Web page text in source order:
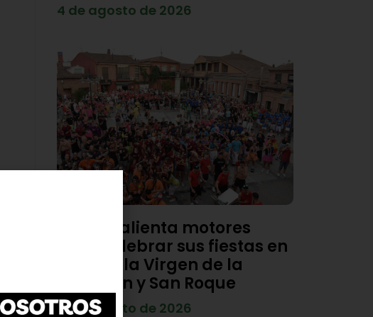
4 de agosto de 2026
Viana calienta motores
para celebrar sus fiestas en
honor a la Virgen de la
Asunción y San Roque
4 de agosto de 2026